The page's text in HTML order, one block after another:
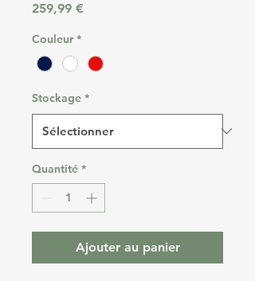
259,99 €
Couleur *
Stockage *
Quantité *
Ajouter au panier